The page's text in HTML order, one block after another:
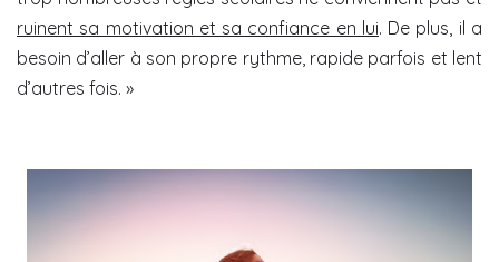
ruinent sa motivation et sa confiance en lui. De plus, il a
besoin d’aller à son propre rythme, rapide parfois et lent
d’autres fois. »